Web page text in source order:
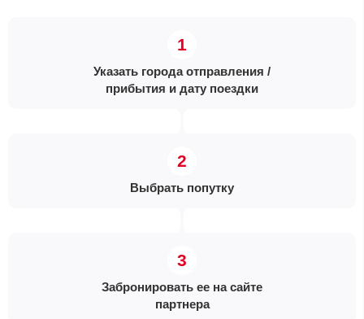
Указать города отправления /
прибытия и дату поездки
Выбрать попутку
Забронировать ее на сайте
партнера